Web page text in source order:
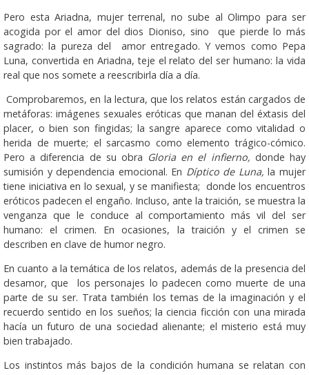
Pero esta Ariadna, mujer terrenal, no sube al Olimpo para ser
acogida por el amor del dios Dioniso, sino que pierde lo más
sagrado: la pureza del amor entregado. Y vemos como Pepa
Luna, convertida en Ariadna, teje el relato del ser humano: la vida
real que nos somete a reescribirla día a día.
Comprobaremos, en la lectura, que los relatos están cargados de
metáforas: imágenes sexuales eróticas que manan del éxtasis del
placer, o bien son fingidas; la sangre aparece como vitalidad o
herida de muerte; el sarcasmo como elemento trágico-cómico.
Pero a diferencia de su obra Gloria en el infierno, donde hay
sumisión y dependencia emocional. En Díptico de Luna,la mujer
tiene iniciativa en lo sexual, y se manifiesta; donde los encuentros
eróticos padecen el engaño. Incluso, ante la traición, se muestra la
venganza que le conduce al comportamiento más vil del ser
humano: el crimen. En ocasiones, la traición y el crimen se
describen en clave de humor negro.
En cuanto a la temática de los relatos, además de la presencia del
desamor, que los personajes lo padecen como muerte de una
parte de su ser. Trata también los temas de la imaginación y el
recuerdo sentido en los sueños; la ciencia ficción con una mirada
hacía un futuro de una sociedad alienante; el misterio está muy
bien trabajado.
Los instintos más bajos de la condición humana se relatan con